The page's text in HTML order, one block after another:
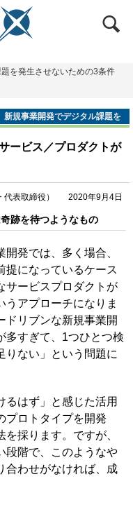
を発生させないための3条件
新規事業開発でデジタル課題を
発生させないための3条件
ービス／プロダクトが
表取締役） 2020年9月4日
跡を待つようなもの
発では、多く場合、
提になっているケース
サービスプロダクトが
うアプローチになりま
ドリブンな新規事業開
多すぎて、1つひとつ検
りない」という問題に
はず」と感じた活用
プロトタイプを開発
採ります。ですが、
段階で、このようなや
合わせがなければ、成